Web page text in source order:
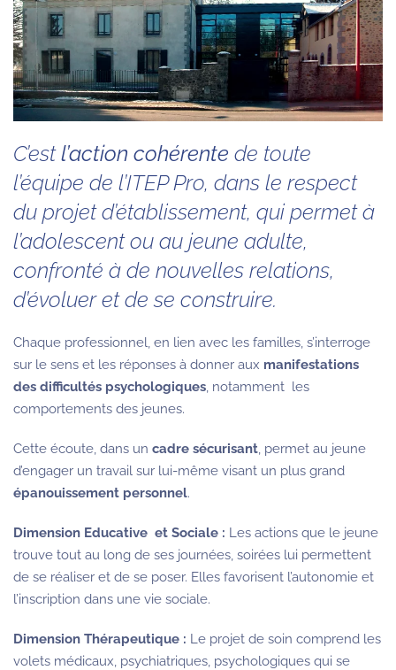
C’estl’action cohérente de toute
l’équipe de l’ITEP Pro, dans le respect
du projet d’établissement, qui permet à
l’adolescent ou au jeune adulte,
confronté à de nouvelles relations,
d’évoluer et de se construire.
Chaque professionnel, en lien avec les familles, s’interroge
sur le sens et les réponses à donner aux manifestations
des difficultés psychologiques, notamment les
comportements des jeunes.
Cette écoute, dans un cadre sécurisant, permet au jeune
d’engager un travail sur lui-même visant un plus grand
épanouissement personnel.
Dimension Educative et Sociale : Les actions que le jeune
trouve tout au long de ses journées, soirées lui permettent
de se réaliser et de se poser. Elles favorisent l’autonomie et
l’inscription dans une vie sociale.
Dimension Thérapeutique : Le projet de soin comprend les
volets médicaux, psychiatriques, psychologiques qui se